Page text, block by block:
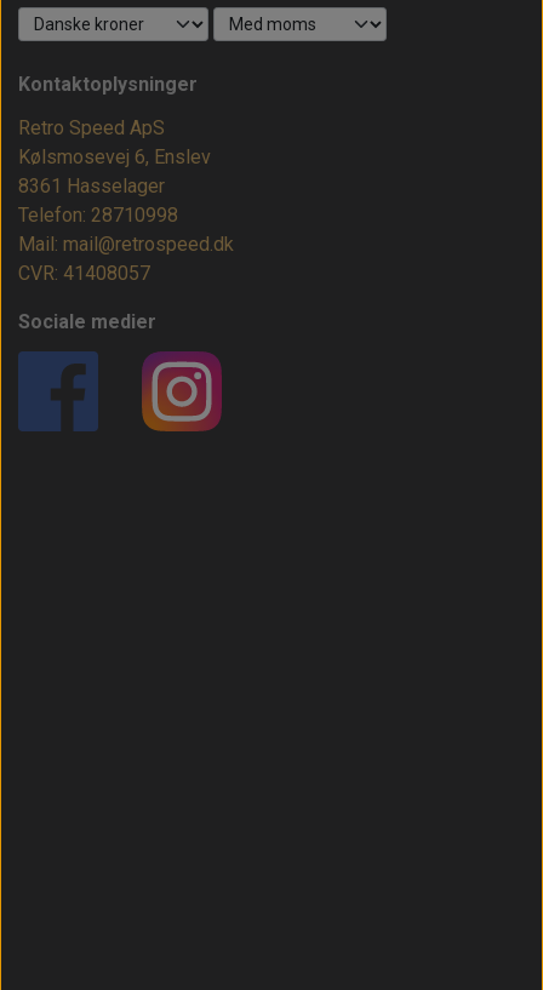
Kontaktoplysninger
Retro Speed ApS
Kølsmosevej 6, Enslev
8361 Hasselager
Telefon: 28710998
Mail: mail@retrospeed.dk
CVR: 41408057
Sociale medier